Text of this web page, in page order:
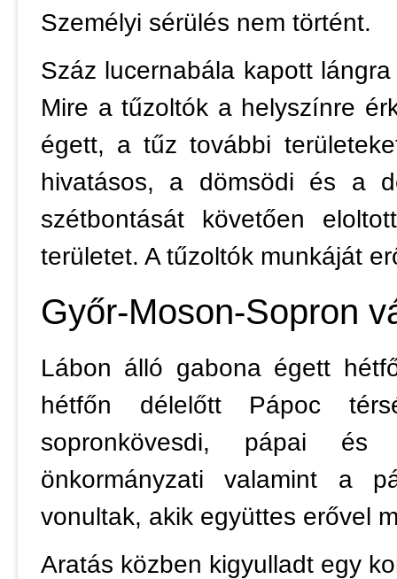
Személyi sérülés nem történt.
Száz lucernabála kapott
Mire a tűzoltók a helyszínre
égett, a tűz további
hivatásos, a dömsödi és a
szétbontását követően
területet. A tűzoltók munkáját
Győr-Moson-Sopron
Lábon álló gabona égett
hétfőn délelőtt Pápoc
sopronkövesdi, pápai
önkormányzati valamint a
vonultak, akik együttes erővel
Aratás közben kigyulladt egy